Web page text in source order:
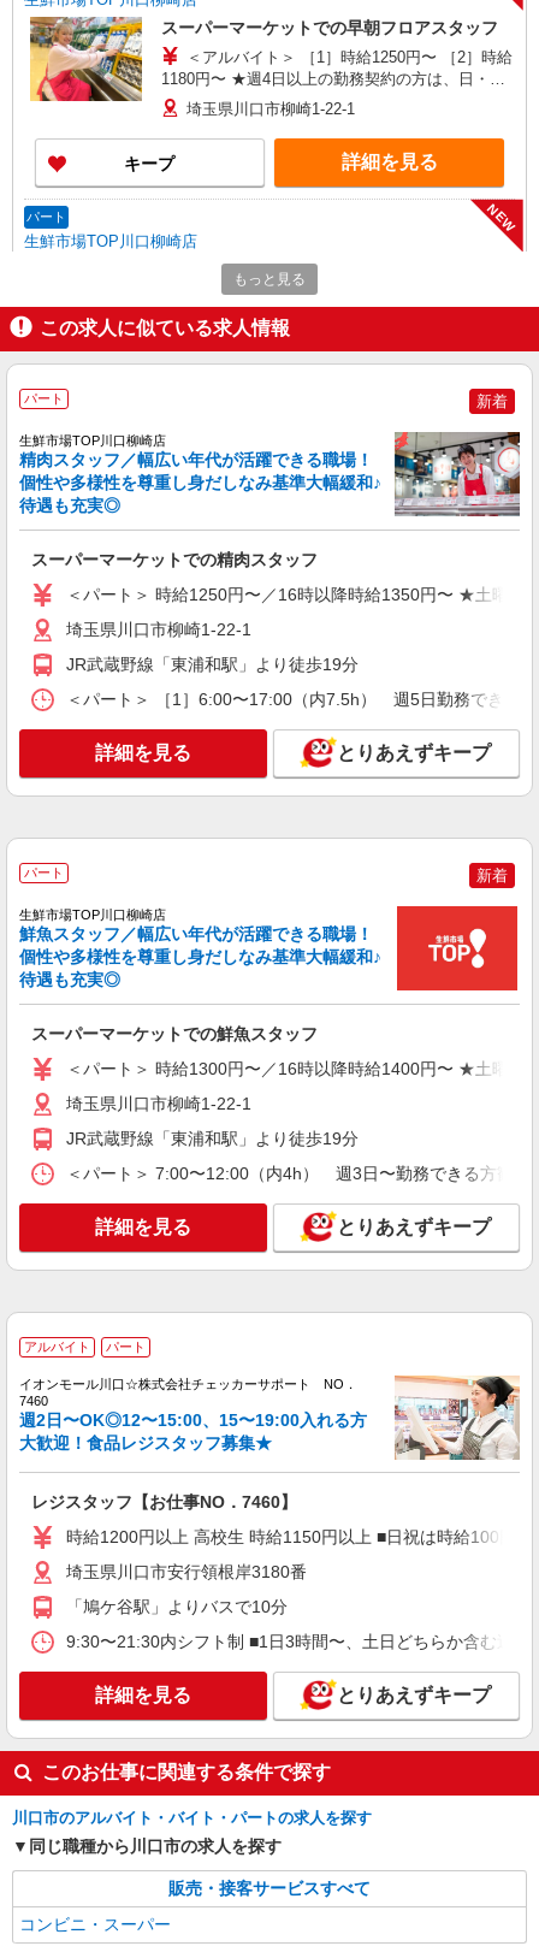
スーパーマーケットでの早朝フロアスタッフ
＜アルバイト＞ ［1］時給1250円〜 ［2］時給
1180円〜 ★週4日以上の勤務契約の方は、日・祝
日は時給100円UP！
埼玉県川口市柳崎1-22-1
キープ 詳細を見る
パート
生鮮市場TOP川口柳崎店
NEW
スーパーマーケットでのフロアスタッフ
＜パート＞ 時給1250円〜／16時以降時給1350
円〜 ★土曜・日曜・祝日は時給100円UP！
埼玉県川口市柳崎1-22-1
パート
生鮮市場TOP川口柳崎店
NEW
スーパーマーケットでの鮮魚スタッフ
円〜 ★土曜・日曜・祝日は時給100円UP！
埼玉県川口市柳崎1-22-1
アルバイト
生鮮市場TOP川口柳崎店
NEW
スーパーマーケットでのフロアスタッフ
＜アルバイト＞ 時給1180円〜 ★週4日以上の
埼玉県川口市柳崎1-22-1
アルバイト パート
ヤオコー 川口SKIPシティ店
スーパーマーケットのレジスタッフ
＜パート時給＞ 時給1,230円〜1,480円（曜
日・時間帯による） 時給1230円〜 19時以降：時
給1380円〜 ★土曜＋100円 ★日・祝＋100円 ※ア
ださい
埼玉県川口市上青木4-13-78
キープ 詳細を見る
アルバイト パート
ヤオコー 川口SKIPシティ店
スーパーマーケットの惣菜スタッフ
＜パート時給＞ 時給1,330円〜1,580円（曜
給1480円〜 ★土曜＋100円 ★日・祝＋100円 ※ア
埼玉県川口市上青木4-13-78
詳細を見る
アルバイト パート
ヤオコー 川口SKIPシティ店
スーパーマーケットの青果スタッフ
＜パート時給＞ 時給1,230円〜1,480円（曜
日・時間帯による） 時給1230円〜 19時以降：時
ルバイトさんの時給や募集内容はお問い合わせく
ださい
埼玉県川口市上青木4-13-78
キープ
ヤオコー 川口SKIPシティ店
スーパーマーケットのベーカリースタッフ
＜パート時給＞ 時給1,230円〜1,480円（曜
日・時間帯による） 時給1230円〜 19時以降：時
給1380円〜 ★土曜＋100円 ★日・祝＋100円 ※ア
ルバイトさんの時給や募集内容はお問い合わせく
ださい
キープ
アルバイト パート
ヤオコー 川口SKIPシティ店
もっと見る
この求人に似ている求人情報
パート 新着
生鮮市場TOP川口柳崎店
精肉スタッフ／幅広い年代が活躍できる職場！
個性や多様性を尊重し身だしなみ基準大幅緩和♪
待遇も充実◎
スーパーマーケットでの精肉スタッフ
＜パート＞ 時給1250円〜／16時以降時給1350円〜 ★土曜・
埼玉県川口市柳崎1-22-1
JR武蔵野線「東浦和駅」より徒歩19分
＜パート＞ ［1］6:00〜17:00（内7.5h） 週5日勤務できる
詳細を見る とりあえずキープ
パート 新着
生鮮市場TOP川口柳崎店
鮮魚スタッフ／幅広い年代が活躍できる職場！
個性や多様性を尊重し身だしなみ基準大幅緩和♪
待遇も充実◎
スーパーマーケットでの鮮魚スタッフ
＜パート＞ 時給1300円〜／16時以降時給1400円〜 ★土曜・
埼玉県川口市柳崎1-22-1
JR武蔵野線「東浦和駅」より徒歩19分
＜パート＞ 7:00〜12:00（内4h） 週3日〜勤務できる方歓
詳細を見る とりあえずキープ
アルバイト パート
イオンモール川口☆株式会社チェッカーサポート NO．
7460
週2日〜OK◎12〜15:00、15〜19:00入れる方
大歓迎！食品レジスタッフ募集★
レジスタッフ【お仕事NO．7460】
時給1200円以上 高校生 時給1150円以上 ■日祝は時給100円
埼玉県川口市安行領根岸3180番
「鳩ケ谷駅」よりバスで10分
9:30〜21:30内シフト制 ■1日3時間〜、土日どちらか含む週
詳細を見る とりあえずキープ
このお仕事に関連する条件で探す
川口市のアルバイト・バイト・パートの求人を探す
同じ職種から川口市の求人を探す
販売・接客サービスすべて
コンビニ・スーパー